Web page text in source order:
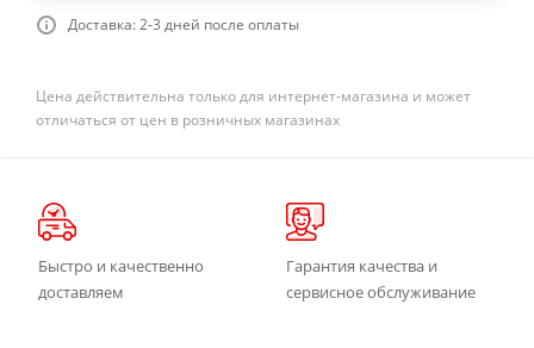
Доставка: 2-3 дней после оплаты
Цена действительна только для интернет-магазина и может
отличаться от цен в розничных магазинах
Быстро и качественно
доставляем
Гарантия качества и
сервисное обслуживание